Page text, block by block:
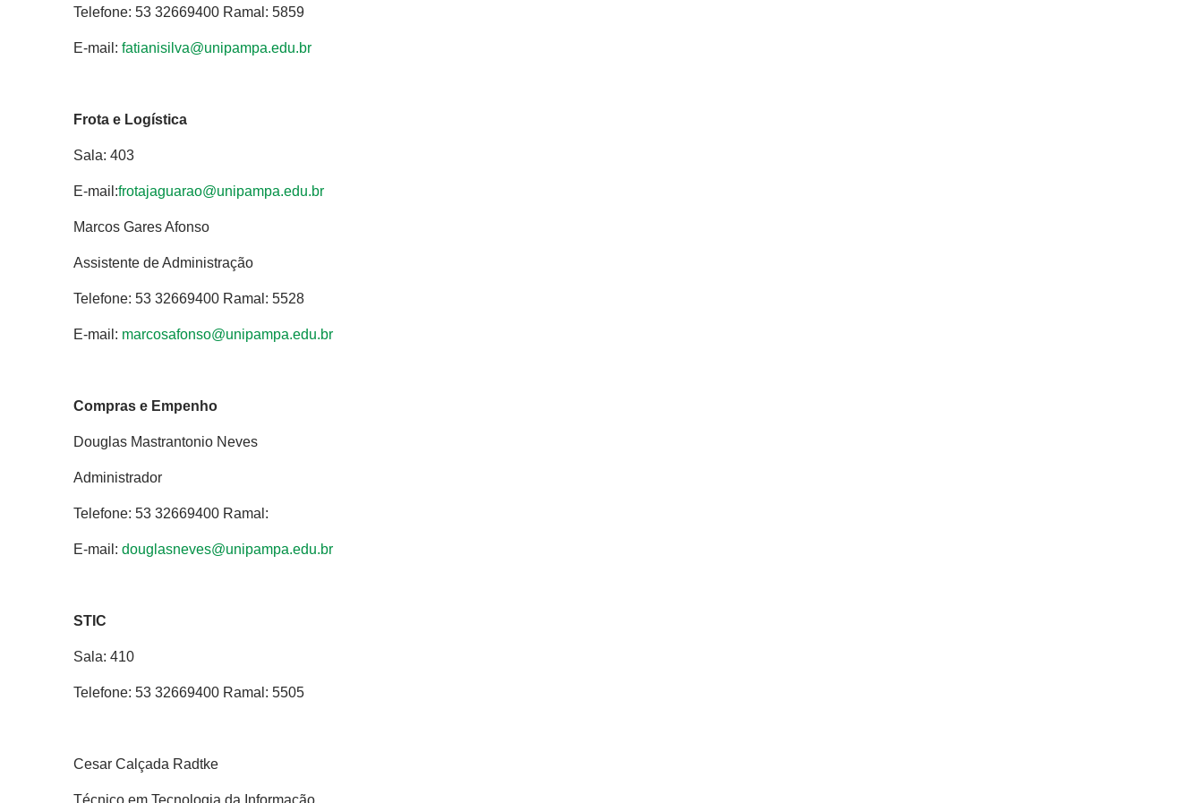
Telefone: 53 32669400 Ramal: 5859
E-mail: fatianisilva@unipampa.edu.br
Frota e Logística
Sala: 403
E-mail:frotajaguarao@unipampa.edu.br
Marcos Gares Afonso
Assistente de Administração
Telefone: 53 32669400 Ramal: 5528
E-mail: marcosafonso@unipampa.edu.br
Compras e Empenho
Douglas Mastrantonio Neves
Administrador
Telefone: 53 32669400 Ramal:
E-mail: douglasneves@unipampa.edu.br
STIC
Sala: 410
Telefone: 53 32669400 Ramal: 5505
Cesar Calçada Radtke
Técnico em Tecnologia da Informação